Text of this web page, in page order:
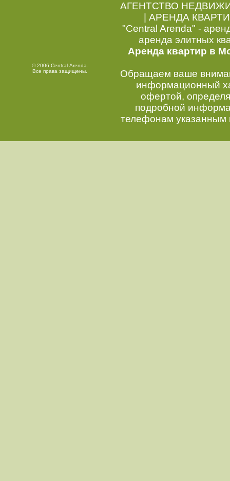
© 2006 Central-Arenda.
Все права защищены.
АГЕНТСТВО
|АРЕНДА
"Central Arenda" -
аренда элитных
Аренда квартир в
Обращаем ваше
информационный
офертой,
подробной
телефонам указанным